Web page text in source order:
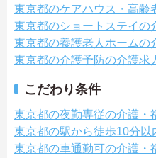
東京都のケアハウス・高齢
東京都のショートステイの
東京都の養護老人ホームの
東京都の介護予防の介護求
こだわり条件
東京都の夜勤専従の介護・
東京都の駅から徒歩10分以
東京都の車通勤可の介護・